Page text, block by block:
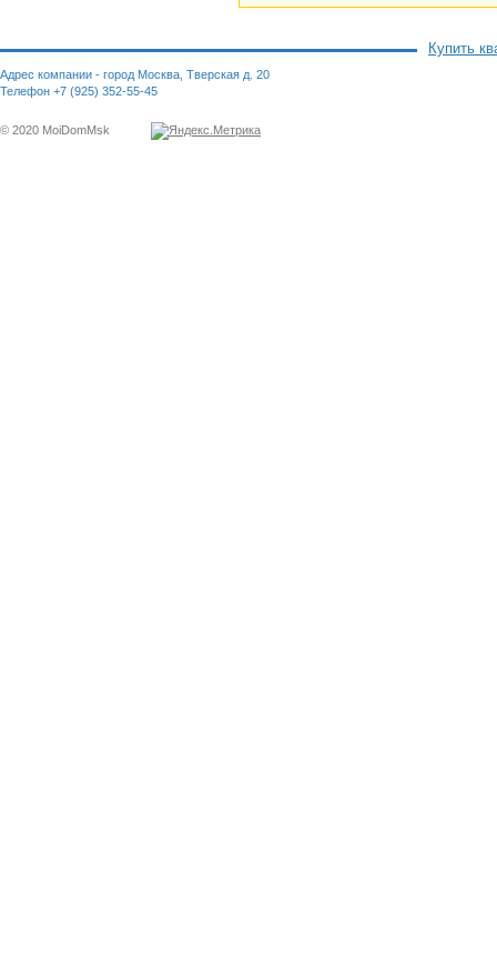
Купить
Адрес компании - город Москва, Тверская д. 20
Телефон +7 (925) 352-55-45
© 2020 MoiDomMsk